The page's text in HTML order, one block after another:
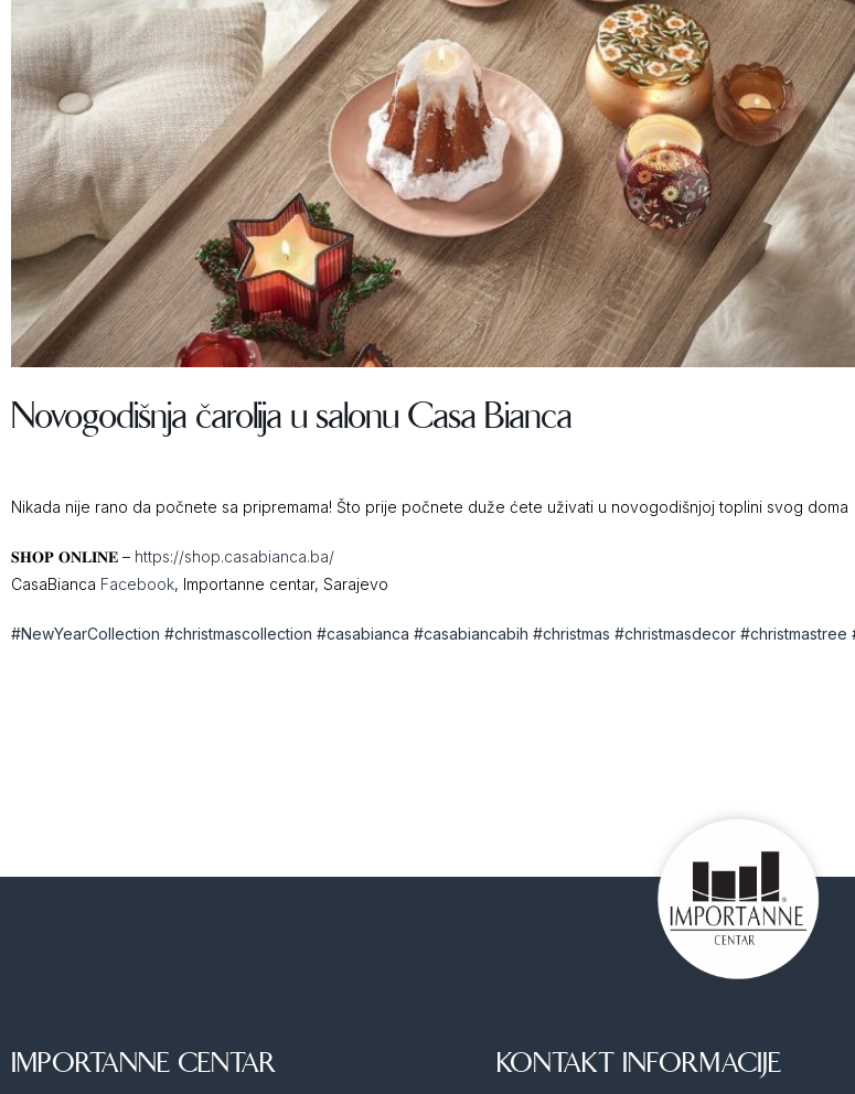
Novogodišnja čarolija u salonu Casa Bianca
Nikada nije rano da počnete sa pripremama! Što prije počnete duže ćete uživati u novogodišnjoj toplini svog doma
𝐒𝐇𝐎𝐏 𝐎𝐍𝐋𝐈𝐍𝐄 – https://shop.casabianca.ba/
CasaBianca Facebook, Importanne centar, Sarajevo
#NewYearCollection #christmascollection #casabianca #casabiancabih #christmas #christmasdecor #christmastree
IMPORTANNE CENTAR KONTAKT INFORMACIJE